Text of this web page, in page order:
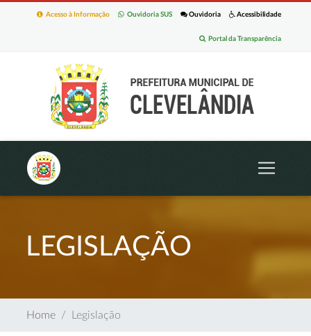
Acessibilidade
Ouvidoria
Ouvidoria SUS
Acesso à Informação
Portal da Transparência
LEGISLAÇÃO
Home Legislação